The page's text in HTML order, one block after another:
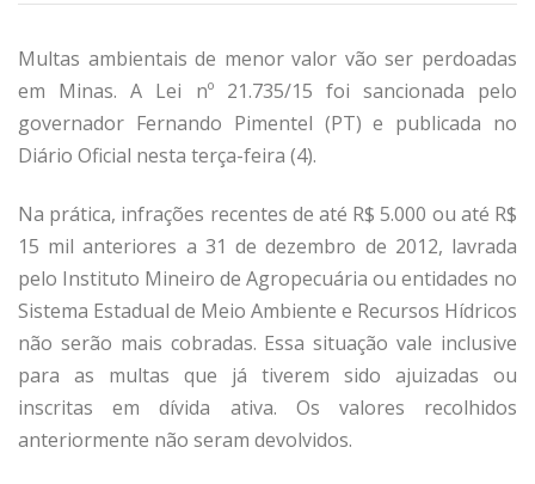
Multas ambientais de menor valor vão ser perdoadas
em Minas. A Lei nº 21.735/15 foi sancionada pelo
governador Fernando Pimentel (PT) e publicada no
Diário Oficial nesta terça-feira (4).
Na prática, infrações recentes de até R$ 5.000 ou até R$
15 mil anteriores a 31 de dezembro de 2012, lavrada
pelo Instituto Mineiro de Agropecuária ou entidades no
Sistema Estadual de Meio Ambiente e Recursos Hídricos
não serão mais cobradas. Essa situação vale inclusive
para as multas que já tiverem sido ajuizadas ou
inscritas em dívida ativa. Os valores recolhidos
anteriormente não seram devolvidos.